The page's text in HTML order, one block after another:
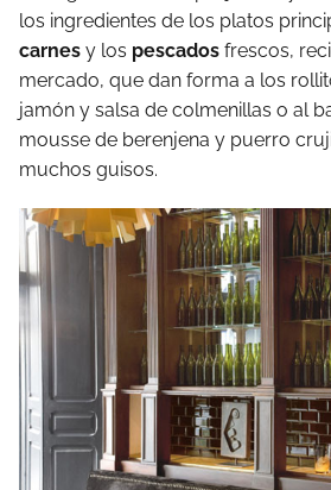
los ingredientes de los platos
carnes y los pescados frescos,
mercado, que dan forma a los
jamón y salsa de colmenillas o al
mousse de berenjena y puerro
muchos guisos.